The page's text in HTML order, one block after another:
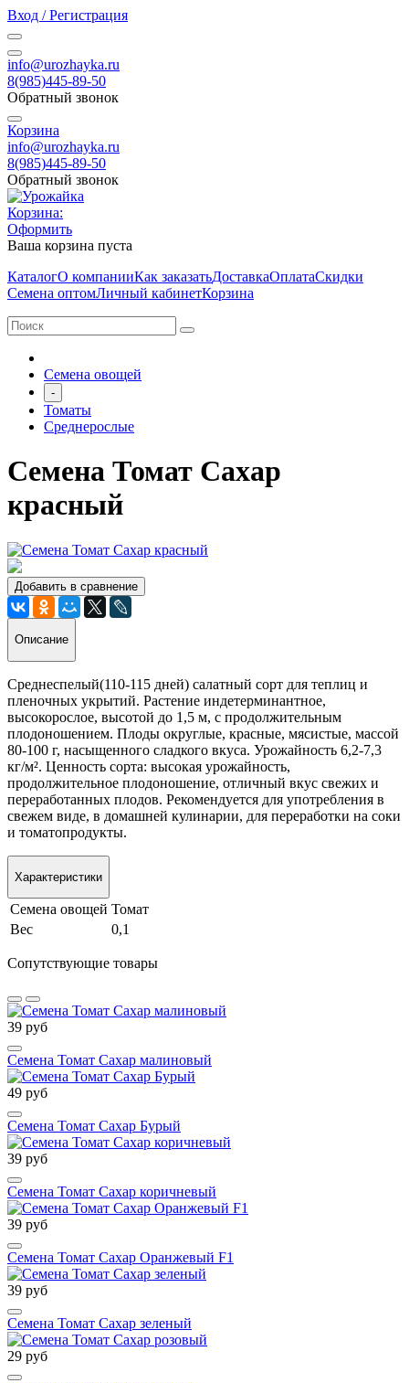
Вход / Регистрация
info@urozhayka.ru
8(985)445-89-50
Обратный звонок
Корзина
info@urozhayka.ru
8(985)445-89-50
Обратный звонок
Корзина:
Оформить
Ваша корзина пуста
КаталогО компанииКак заказатьДоставкаОплатаСкидки
Семена оптомЛичный кабинетКорзина
Семена овощей
-
Томаты
Среднерослые
Семена Томат Сахар
красный
Добавить в сравнение
Описание
Среднеспелый(110-115 дней) салатный сорт для теплиц и
пленочных укрытий. Растение индетерминантное,
высокорослое, высотой до 1,5 м, с продолжительным
плодоношением. Плоды округлые, красные, мясистые, массой
80-100 г, насыщенного сладкого вкуса. Урожайность 6,2-7,3
кг/м². Ценность сорта: высокая урожайность,
продолжительное плодоношение, отличный вкус свежих и
переработанных плодов. Рекомендуется для употребления в
свежем виде, в домашней кулинарии, для переработки на соки
и томатопродукты.
Характеристики
Семена овощей Томат
Вес
0,1
Сопутствующие товары
39 руб
Семена Томат Сахар малиновый
49 руб
Семена Томат Сахар Бурый
39 руб
Семена Томат Сахар коричневый
39 руб
Семена Томат Сахар Оранжевый F1
39 руб
Семена Томат Сахар зеленый
29 руб